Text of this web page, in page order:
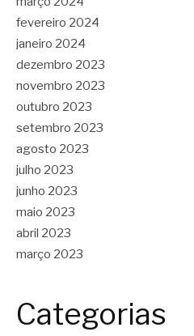
fevereiro 2024
janeiro 2024
dezembro 2023
novembro 2023
outubro 2023
setembro 2023
agosto 2023
julho 2023
junho 2023
maio 2023
abril 2023
março 2023
Categorias